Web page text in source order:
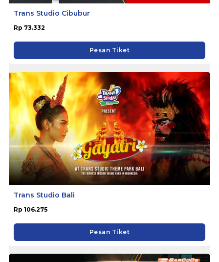
Trans Studio Cibubur
Rp 73.332
Pesan Tiket
Trans Studio Bali
Rp 106.275
Pesan Tiket